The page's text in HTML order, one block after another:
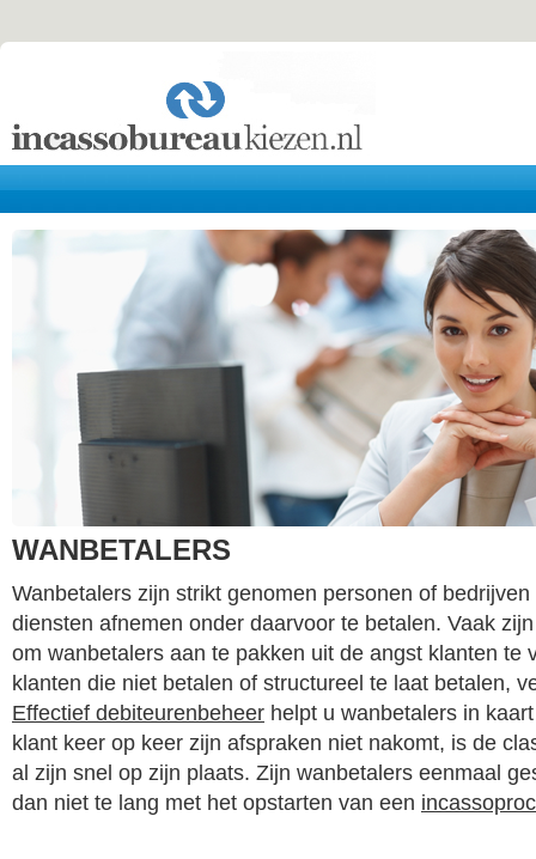
WANBETALERS
Wanbetalers zijn strikt genomen personen of
diensten afnemen onder daarvoor te betalen. Vaak
om wanbetalers aan te pakken uit de angst klanten te
klanten die niet betalen of structureel te laat betalen,
Effectief debiteurenbeheer helpt u wanbetalers in
klant keer op keer zijn afspraken niet nakomt, is de
al zijn snel op zijn plaats. Zijn wanbetalers eenmaal
dan niet te lang met het opstarten van een